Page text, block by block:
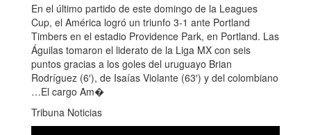
En el último partido de este domingo de la Leagues
Cup, el América logró un triunfo 3-1 ante Portland
Timbers en el estadio Providence Park, en Portland. Las
Águilas tomaron el liderato de la Liga MX con seis
puntos gracias a los goles del uruguayo Brian
Rodríguez (6′), de Isaías Violante (63′) y del colombiano
…El cargo Am�
Tribuna Noticias